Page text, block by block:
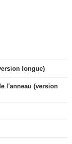
longue)
l'anneau (version